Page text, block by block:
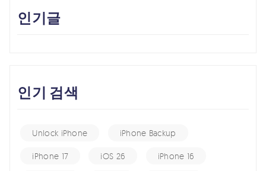
인기글
인기 검색
Unlock iPhone iPhone Backup
iPhone 17 iOS 26 iPhone 16